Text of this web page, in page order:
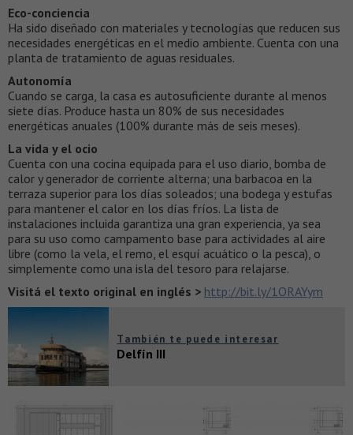
Eco-conciencia
Ha sido diseñado con materiales y tecnologías que reducen sus
necesidades energéticas en el medio ambiente. Cuenta con una
planta de tratamiento de aguas residuales.
Autonomía
Cuando se carga, la casa es autosuficiente durante al menos
siete días. Produce hasta un 80% de sus necesidades
energéticas anuales (100% durante más de seis meses).
La vida y el ocio
Cuenta con una cocina equipada para el uso diario, bomba de
calor y generador de corriente alterna; una barbacoa en la
terraza superior para los días soleados; una bodega y estufas
para mantener el calor en los días fríos. La lista de
instalaciones incluida garantiza una gran experiencia, ya sea
para su uso como campamento base para actividades al aire
libre (como la vela, el remo, el esquí acuático o la pesca), o
simplemente como una isla del tesoro para relajarse.​
Visitá el texto original en inglés > http://bit.ly/1ORAYym
También te puede interesar
Delfín III